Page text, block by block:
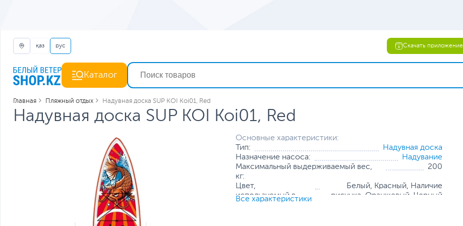
қаз рус Скачать приложение
Каталог
Главная Пляжный отдых Надувная доска SUP KOI Koi01, Red
Надувная доска SUP KOI Koi01, Red
Основные характеристики:
Тип:
Надувная доска
Назначение насоса:
Надувание
Максимальный выдерживаемый вес,
кг:
200
Цвет,
используемый в
Белый, Красный, Наличие
рисунка, Оранжевый, Черный
Все характеристики